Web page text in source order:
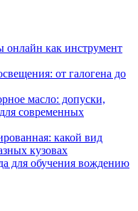
онлайн как инструмент
от галогена до
масло: допуски,
современных
какой вид
кузовах
для обучения вождению